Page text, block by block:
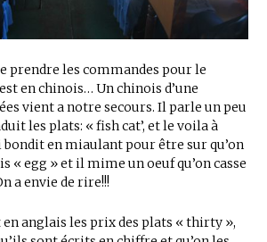
prendre les commandes pour le
en chinois… Un chinois d’une
vient a notre secours. Il parle un peu
les plats: « fish cat’, et le voila à
en miaulant pour être sur qu’on
« egg » et il mime un oeuf qu’on casse
a envie de rire!!!
anglais les prix des plats « thirty »,